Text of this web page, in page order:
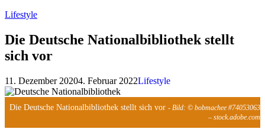
Lifestyle
Die Deutsche Nationalbibliothek stellt
sich vor
11. Dezember 20204. Februar 2022Lifestyle
Die Deutsche Nationalbibliothek stellt sich vor - Bild: © bobmachee #74053063
– stock.adobe.com